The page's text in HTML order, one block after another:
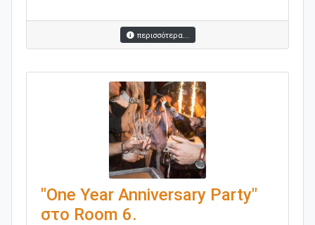
περισσότερα...
"One Year Anniversary Party"
στο Room 6.